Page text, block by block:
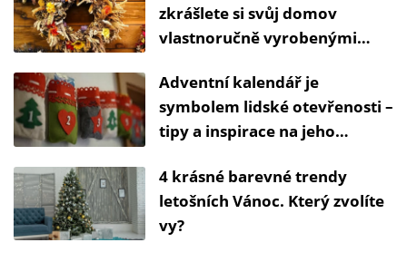
zkrášlete si svůj domov
vlastnoručně vyrobenými
Adventní kalendář je
symbolem lidské otevřenosti –
tipy a inspirace na jeho
4 krásné barevné trendy
letošních Vánoc. Který zvolíte
vy?